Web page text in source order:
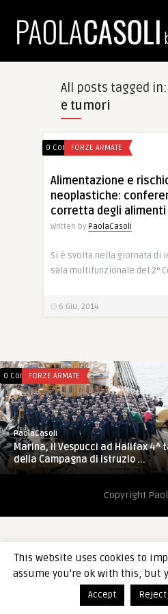
All posts tagged in:
e tumori
0 CommentsFORZE ARMATE
Alimentazione e
neoplastiche:
corretta degli alimenti
Written by PaolaCasoli
Si è svolta nella giornata di
sala multifunzionale del 2°
6 Giu, 2014
0 CommentsFORZE ARMATE
PaolaCasoli
Marina, il Vespucci ad Halifax 4^
della Campagna di istruzio ...
Copyright
This website uses cookies to
assume you're ok with this, but
Accept Reject